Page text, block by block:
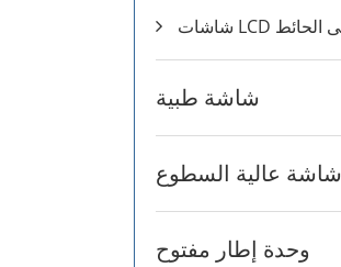
شاشة طبية
شاشة عالية السطوع
وحدة إطار مفتوح